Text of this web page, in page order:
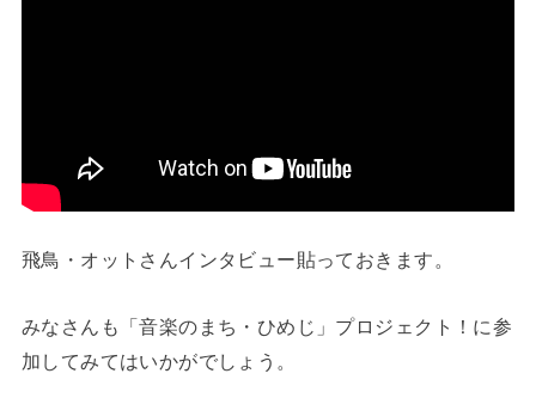
飛鳥・オットさんインタビュー貼っておきます。
みなさんも「音楽のまち・ひめじ」プロジェクト！に参
加してみてはいかがでしょう。